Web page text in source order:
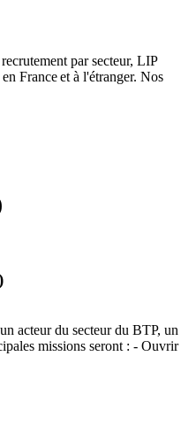
par secteur, LIP
France et à l'étranger. Nos
acteur du secteur du BTP, un
missions seront : - Ouvrir